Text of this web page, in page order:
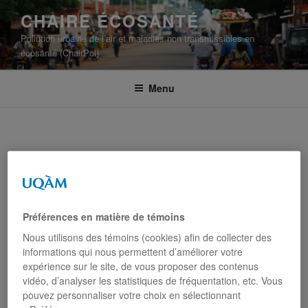
CHAIRE ÉCOSANTÉ
Pollution urbaine de l’air et maladies non transmissibles en
écosanté (ChairPol)
Menu
PROJET SUR LA
PARTICIPATION
CITOYENNE
Une collaboration Afrique de
Préférences en matière de témoins
Nous utilisons des témoins (cookies) afin de collecter des
informations qui nous permettent d’améliorer votre
expérience sur le site, de vous proposer des contenus
vidéo, d’analyser les statistiques de fréquentation, etc. Vous
pouvez personnaliser votre choix en sélectionnant